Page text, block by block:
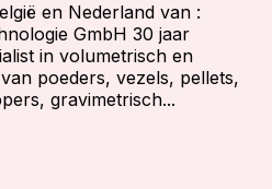
en Nederland van :
GmbH 30 jaar
in volumetrisch en
poeders, vezels, pellets,
gravimetrisch...